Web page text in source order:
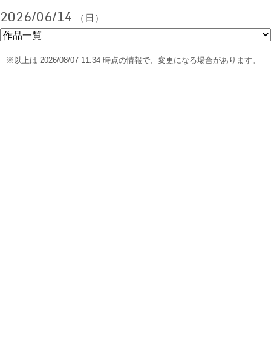
2026/06/14 （日）
※以上は 2026/08/07 11:34 時点の情報で、変更になる場合があります。